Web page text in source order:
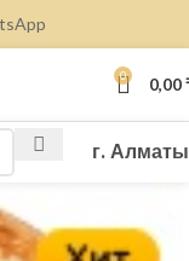
0 0,00
г. Алматы